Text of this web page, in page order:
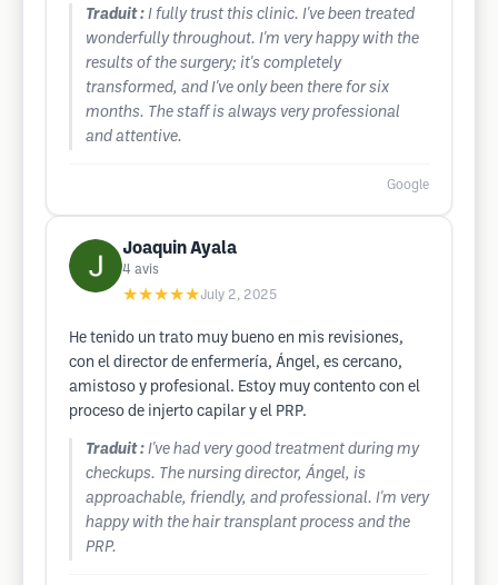
Traduit : I fully trust this clinic. I've been treated
wonderfully throughout. I'm very happy with the
results of the surgery; it's completely
transformed, and I've only been there for six
months. The staff is always very professional
and attentive.
Google
Joaquin Ayala
4 avis
★★★★★July 2, 2025
He tenido un trato muy bueno en mis revisiones,
con el director de enfermería, Ángel, es cercano,
amistoso y profesional. Estoy muy contento con el
proceso de injerto capilar y el PRP.
Traduit : I've had very good treatment during my
checkups. The nursing director, Ángel, is
approachable, friendly, and professional. I'm very
happy with the hair transplant process and the
PRP.